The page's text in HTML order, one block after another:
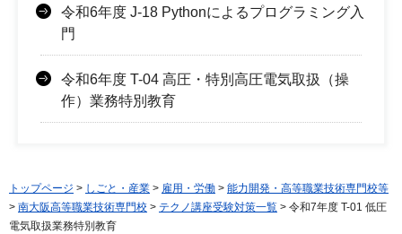
令和6年度 J-18 Pythonによるプログラミング入
門
令和6年度 T-04 高圧・特別高圧電気取扱（操
作）業務特別教育
トップページ > しごと・産業 > 雇用・労働 > 能力開発・高等職業技術専門校等
> 南大阪高等職業技術専門校 > テクノ講座受験対策一覧 > 令和7年度 T-01 低圧
電気取扱業務特別教育